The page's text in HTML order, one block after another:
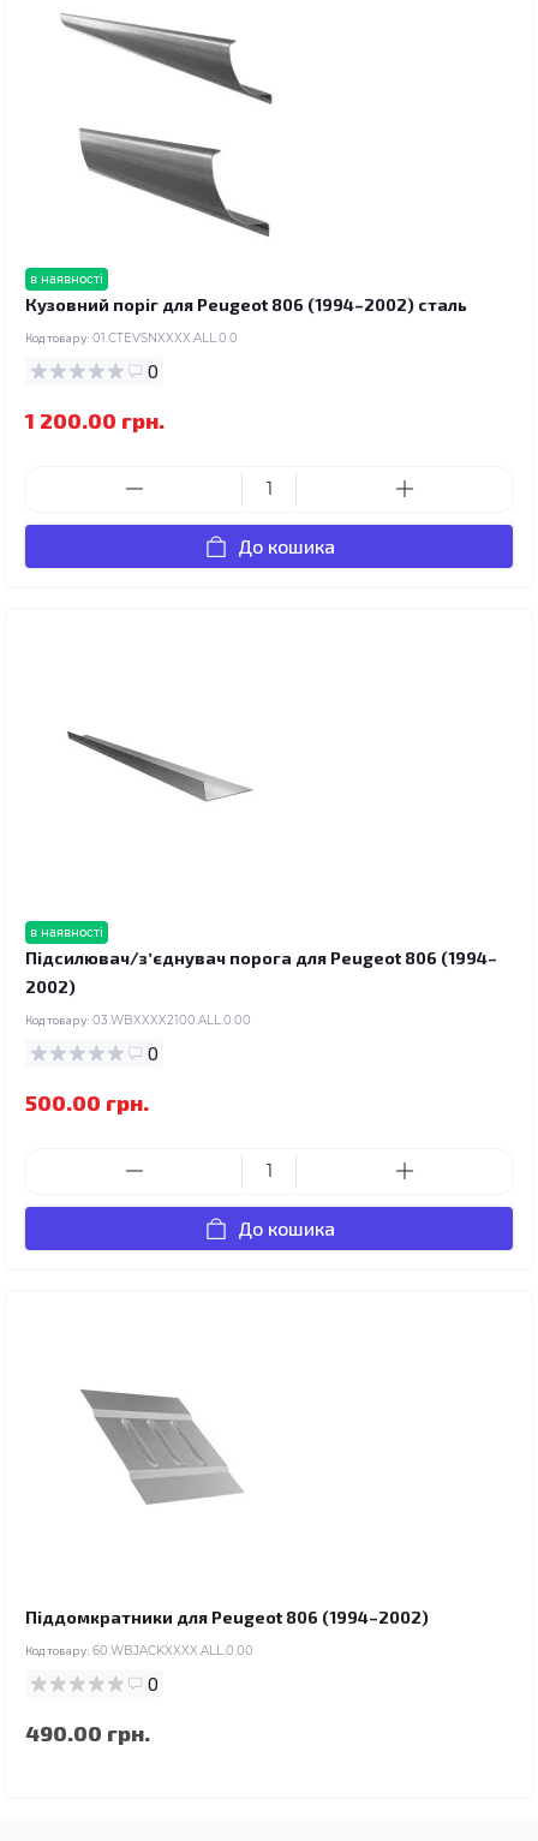
в наявності
Кузовний поріг для Peugeot 806 (1994–2002) сталь
Код товару: 01.CTEVSNXXXX.ALL.0.0
0
1 200.00 грн.
До кошика
в наявності
Підсилювач/зʼєднувач порога для Peugeot 806 (1994–
2002)
Код товару: 03.WBXXXX2100.ALL.0.00
0
500.00 грн.
До кошика
Піддомкратники для Peugeot 806 (1994–2002)
Код товару: 60.WBJACKXXXX.ALL.0.00
0
490.00 грн.